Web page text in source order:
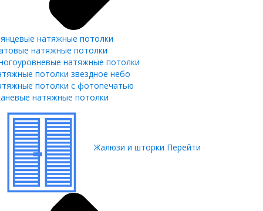
натяжные потолки
натяжные потолки
натяжные потолки
потолки звездное небо
потолки с фотопечатью
натяжные потолки
Жалюзи и шторки Перейти